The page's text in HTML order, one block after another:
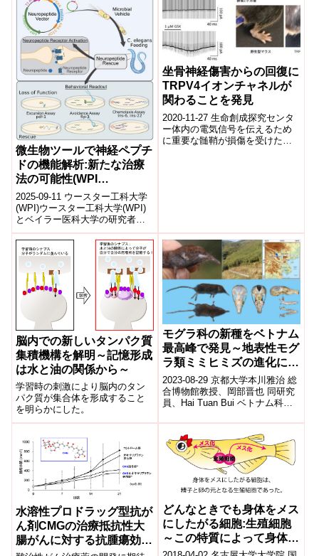
微生物ツールで神経ペプチ
ドの機能解析:新たな治療
法の可能性(WPI
Researchers Design
Microbial Tool To
Analyze Neuropeptide
Function)
2025-09-11 ウースター工科大学
(WPI)ウースター工科大学(WPI)
とベイラー医科大学の研究者
は、神経ペプチドの機能を安価
かつ効率的に解析する微生物
ツ...
坐骨神経傷害からの回復に
TRPV4イオンチャネルが
関わることを発見
2020-11-27 生命創成探究センタ
ー体内の電気信号を伝えるため
に重要な髄鞘が損傷を受けた
脳内での新しいタンパク質
集積機構を解明～記憶形成
は水と油の関係から～
学習時の刺激により脳内のタン
パク質が集合体を形成すること
を明らかにした。
モグラ科の新種をベトナム
最高峰で発見～地表性モグ
ラ類ミミヒミズの進化に迫
る～
2023-08-29 京都大学本川雅治 総
合博物館教授、岡部晋也 同研究
員、Hai Tuan Bui ベトナム科学
Hoan...
水溶性プロドラッグ型抗が
ん剤CMGの治療抵抗性大
腸がんに対する抗腫瘍効果
どんなときでも身体をメス
にしたがる細胞:生殖細胞
～この特質によって身体は
メスになる～